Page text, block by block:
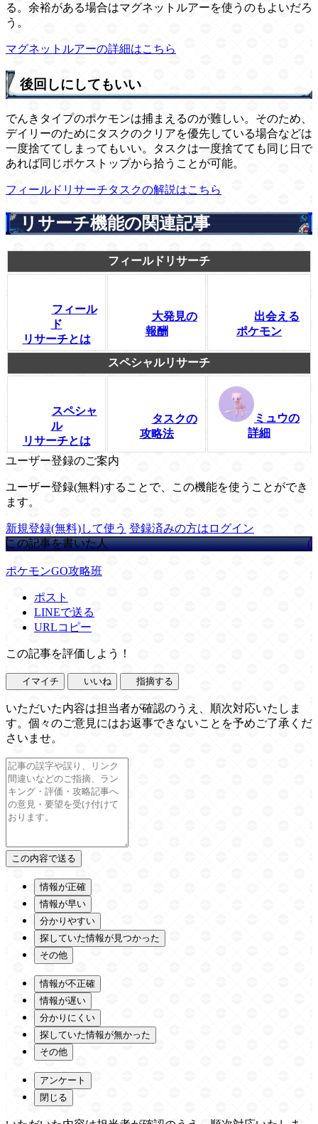
る。余裕がある場合はマグネットルアーを使うのもよいだろ
う。
マグネットルアーの詳細はこちら
後回しにしてもいい
でんきタイプのポケモンは捕まえるのが難しい。そのため、
デイリーのためにタスクのクリアを優先している場合などは
一度捨ててしまってもいい。タスクは一度捨てても同じ日で
あれば同じポケストップから拾うことが可能。
フィールドリサーチタスクの解説はこちら
リサーチ機能の関連記事
フィールドリサーチ
フィール
ド
リサーチとは
大発見の
報酬
出会える
ポケモン
スペシャルリサーチ
スペシャ
ル
リサーチとは
タスクの
攻略法
ミュウの
詳細
ユーザー登録のご案内
ユーザー登録(無料)することで、この機能を使うことができ
ます。
新規登録(無料)して使う 登録済みの方はログイン
この記事を書いた人
ポケモンGO攻略班
ポスト
LINEで送る
URLコピー
この記事を評価しよう！
イマイチ いいね 指摘する
いただいた内容は担当者が確認のうえ、順次対応いたしま
す。個々のご意見にはお返事できないことを予めご了承くだ
さいませ。
情報が正確
情報が早い
分かりやすい
探していた情報が見つかった
その他
情報が不正確
情報が遅い
分かりにくい
探していた情報が無かった
その他
アンケート
閉じる